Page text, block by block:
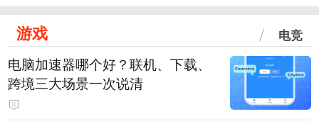
游戏 电竞
电脑加速器哪个好？联机、下载、
跨境三大场景一次说清